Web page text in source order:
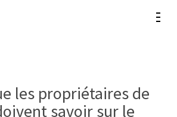
les propriétaires de
savoir sur le